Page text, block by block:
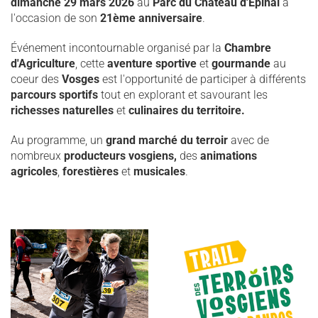
l'occasion de son 21ème anniversaire.
Événement incontournable organisé par la Chambre
d'Agriculture, cette aventure sportive et gourmande au
coeur des Vosges est l'opportunité de participer à différents
parcours sportifs tout en explorant et savourant les
richesses naturelles et culinaires du territoire.
Au programme, un grand marché du terroir avec de
nombreux producteurs vosgiens, des animations
agricoles, forestières et musicales.